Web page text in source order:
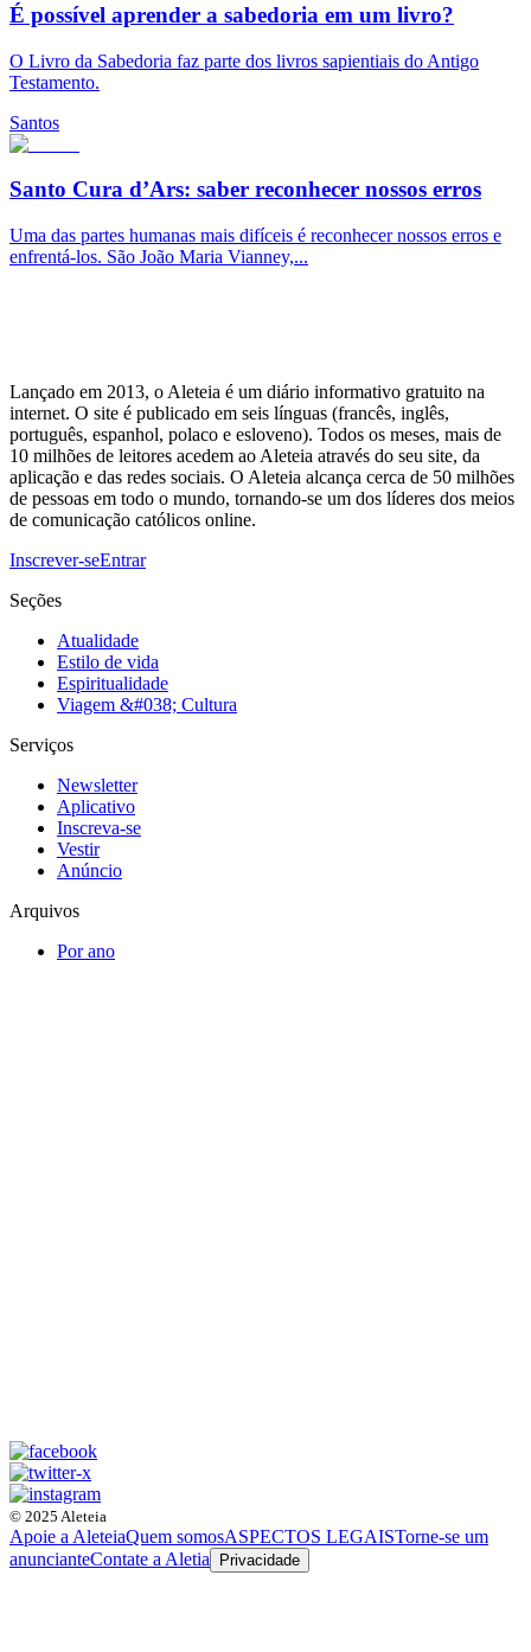
É possível aprender a sabedoria em um livro?
O Livro da Sabedoria faz parte dos livros sapientiais do Antigo
Testamento.
Santos
Santo Cura d’Ars: saber reconhecer nossos erros
Uma das partes humanas mais difíceis é reconhecer nossos erros e
enfrentá-los. São João Maria Vianney,...
Lançado em 2013, o Aleteia é um diário informativo gratuito na
internet. O site é publicado em seis línguas (francês, inglês,
português, espanhol, polaco e esloveno). Todos os meses, mais de
10 milhões de leitores acedem ao Aleteia através do seu site, da
aplicação e das redes sociais. O Aleteia alcança cerca de 50 milhões
de pessoas em todo o mundo, tornando-se um dos líderes dos meios
de comunicação católicos online.
Inscrever-seEntrar
Seções
Atualidade
Estilo de vida
Espiritualidade
Viagem &#038; Cultura
Serviços
Newsletter
Aplicativo
Inscreva-se
Vestir
Anúncio
Arquivos
Por ano
© 2025 Aleteia
Apoie a AleteiaQuem somosASPECTOS LEGAISTorne-se um
anuncianteContate a Aletia Privacidade